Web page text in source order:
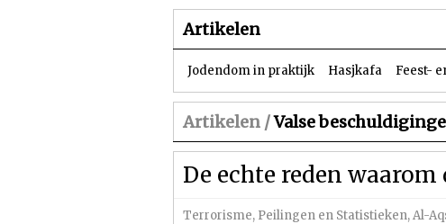
Artikelen
Jodendom in praktijk Hasjkafa Feest-
Artikelen /Valse
De echte reden waarom
Terrorisme, Peilingen en Statistieken,Al-